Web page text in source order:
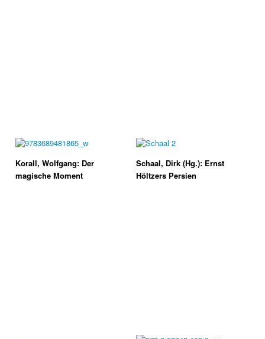
Korall, Wolfgang: Der
magische Moment
Schaal, Dirk (Hg.): Ernst
Höltzers Persien